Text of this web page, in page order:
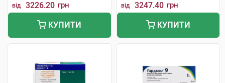
від 3226.20 грн
КУПИТИ
від 3247.40 грн
КУПИТИ